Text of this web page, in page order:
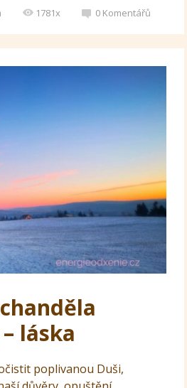
1781x 0 Komentářů
láska
poplivanou Duši,